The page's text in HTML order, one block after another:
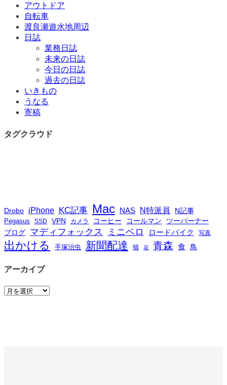
アウトドア
自転車
渡良瀬遊水地周辺
日誌
業務日誌
未来の日誌
今日の日誌
過去の日誌
いきもの
うなる
寄稿
タグクラウド
Drobo iPhone KC記事 Mac NAS N特派員 N記事
Pegasus SSD VPN カメラ コーヒー コールマン
ツーバーナー
ブログ
マディフォックス ミニベロ ロードバイク 写真
出かける 手塚治虫 新聞配達 猫 花 青森 食 鳥
アーカイブ
ア